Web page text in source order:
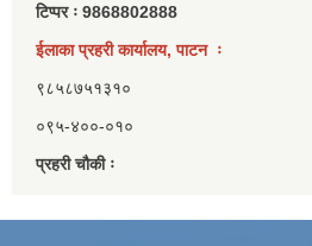
टिप्पर ः 9868802888
ईलाका प्रहरी कार्यालय, पाटन ः
९८५८७५१३१०
०९५-४००-०१०
प्रहरी चौकी ः